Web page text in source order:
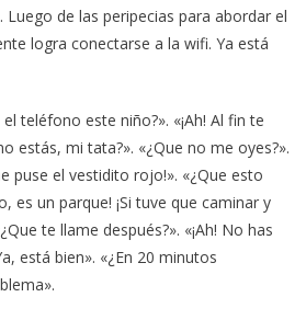
Luego de las peripecias para abordar el
logra conectarse a la wifi. Ya está
teléfono este niño?». «¡Ah! Al fin te
estás, mi tata?». «¿Que no me oyes?».
puse el vestidito rojo!». «¿Que esto
es un parque! ¡Si tuve que caminar y
te llame después?». «¡Ah! No has
está bien». «¿En 20 minutos